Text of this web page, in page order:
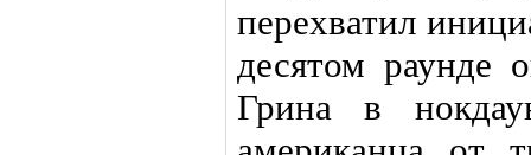
перехватил
десятом раунде
Грина в